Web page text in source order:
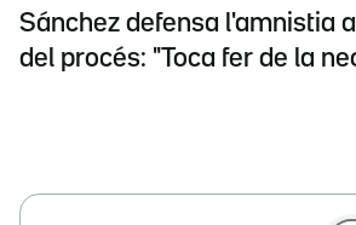
Sánchez defensa l'amnistia
del procés: "Toca fer de la